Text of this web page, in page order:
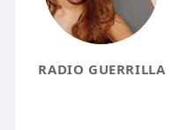
RADIO GUERRILLA